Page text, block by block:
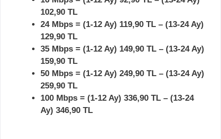
102,90 TL
24 Mbps = (1-12 Ay) 119,90 TL – (13-24 Ay)
129,90 TL
35 Mbps = (1-12 Ay) 149,90 TL – (13-24 Ay)
159,90 TL
50 Mbps = (1-12 Ay) 249,90 TL – (13-24 Ay)
259,90 TL
100 Mbps = (1-12 Ay) 336,90 TL – (13-24
Ay) 346,90 TL